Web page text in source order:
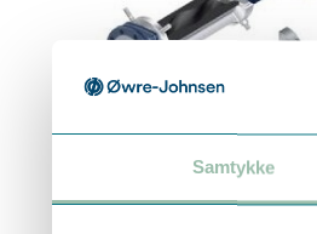
Samtykke